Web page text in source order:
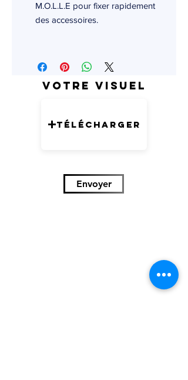
M.O.L.L.E pour fixer rapidement
des accessoires.
Votre visuel
Télécharger
Envoyer